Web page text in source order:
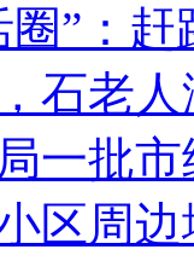
”：赶
石老
一批市
区周